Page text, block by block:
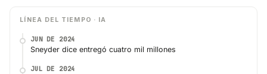
LÍNEA DEL TIEMPO · IA
JUN DE 2024
Sneyder dice entregó cuatro mil millones
JUL DE 2024